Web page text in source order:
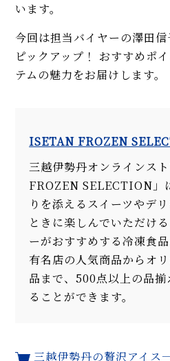
います。
今回は担当バイヤーの澤田
ピックアップ！ おすすめポ
テムの魅力をお届けします。
ISETAN FROZEN
三越伊勢丹オンラインス
FROZEN SELECTION」
りを添えるスイーツやデ
ときに楽しんでいただけ
ーがおすすめする冷凍食品
有名店の人気商品からオ
品まで、500点以上の品
ることができます。
三越伊勢丹の贅沢アイス